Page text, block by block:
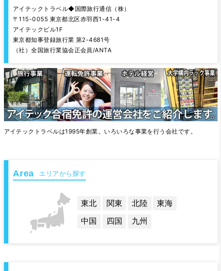
アイテックトラベル◆国際旅行通信（株）
〒115-0055 東京都北区赤羽西1-41-4
アイテックビル1F
東京都知事登録旅行業 第2-4681号
（社）全国旅行業協会正会員/ANTA
アイテックトラベルは1995年創業。いろいろな事業を行う会社です。
エリアから探す
東北 関東 北陸
東海
中国
四国 九州